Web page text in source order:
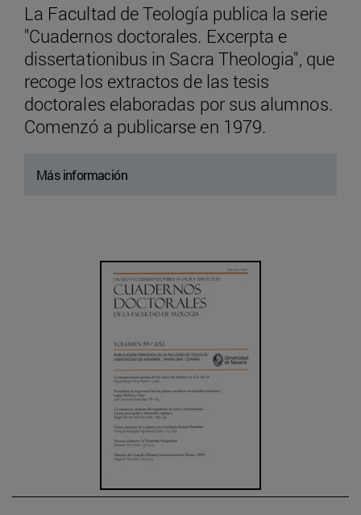
La Facultad de Teología publica la serie
"Cuadernos doctorales. Excerpta e
dissertationibus in Sacra Theologia", que
recoge los extractos de las tesis
doctorales elaboradas por sus alumnos.
Comenzó a publicarse en 1979.
Más información